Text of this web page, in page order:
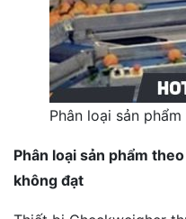
Phân loại sản
Phân loại sản phẩm
không đạt